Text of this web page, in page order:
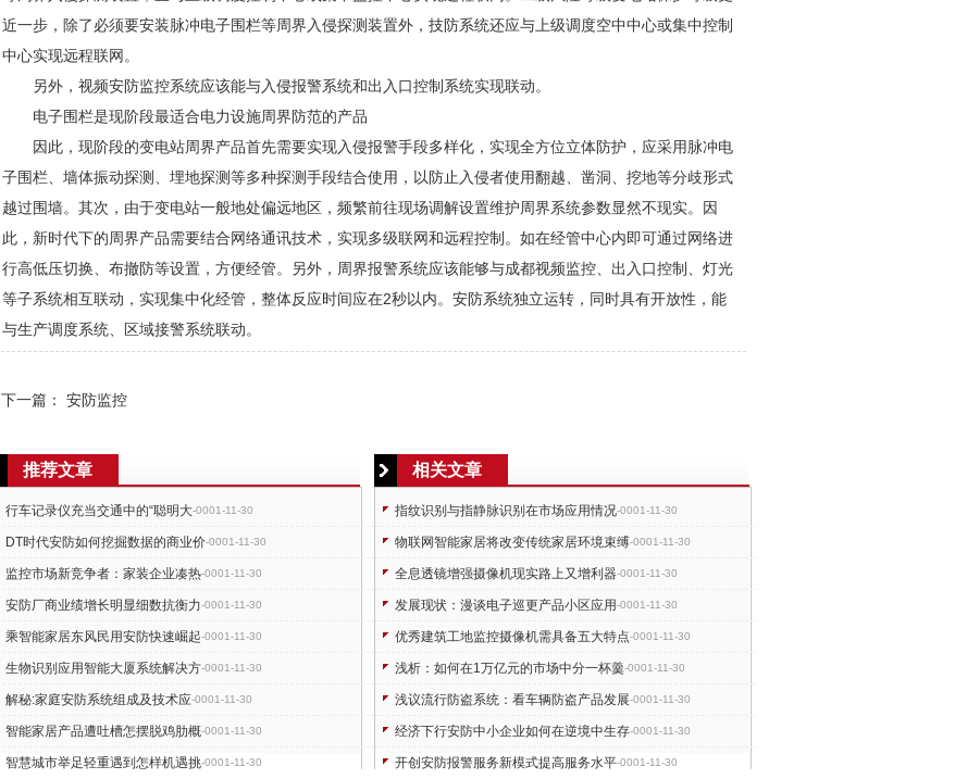
近一步，除了必须要安装脉冲电子围栏等周界入侵探测装置外，技防系统还应与上级调度空中中心或集中控制
中心实现远程联网。
另外，视频安防监控系统应该能与入侵报警系统和出入口控制系统实现联动。
电子围栏是现阶段最适合电力设施周界防范的产品
因此，现阶段的变电站周界产品首先需要实现入侵报警手段多样化，实现全方位立体防护，应采用脉冲电
子围栏、墙体振动探测、埋地探测等多种探测手段结合使用，以防止入侵者使用翻越、凿洞、挖地等分歧形式
越过围墙。其次，由于变电站一般地处偏远地区，频繁前往现场调解设置维护周界系统参数显然不现实。因
此，新时代下的周界产品需要结合网络通讯技术，实现多级联网和远程控制。如在经管中心内即可通过网络进
行高低压切换、布撤防等设置，方便经管。另外，周界报警系统应该能够与成都视频监控 、出入口控制、灯光
等子系统相互联动，实现集中化经管，整体反应时间应在2秒以内。 安防系统独立运转，同时具有开放性，能
与生产调度系统、区域接警系统联动。
下一篇： 安防监控
推荐文章
行车记录仪充当交通中的“聪明大-0001-11-30
DT时代安防如何挖掘数据的商业价-0001-11-30
监控市场新竞争者：家装企业凑热-0001-11-30
安防厂商业绩增长明显细数抗衡力-0001-11-30
乘智能家居东风民用安防快速崛起-0001-11-30
生物识别应用智能大厦系统解决方-0001-11-30
解秘:家庭安防系统组成及技术应-0001-11-30
智能家居产品遭吐槽怎摆脱鸡肋概-0001-11-30
智慧城市举足轻重遇到怎样机遇挑-0001-11-30
相关文章
指纹识别与指静脉识别在市场应用情况-0001-11-30
物联网智能家居将改变传统家居环境束缚-0001-11-30
全息透镜增强摄像机现实路上又增利器-0001-11-30
发展现状：漫谈电子巡更产品小区应用-0001-11-30
优秀建筑工地监控摄像机需具备五大特点-0001-11-30
浅析：如何在1万亿元的市场中分一杯羹-0001-11-30
浅议流行防盗系统：看车辆防盗产品发展-0001-11-30
经济下行安防中小企业如何在逆境中生存-0001-11-30
开创安防报警服务新模式提高服务水平-0001-11-30